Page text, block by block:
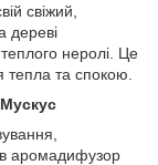
свіжий,
дереві
неролі. Це
тепла та спокою.
в аромадифузор